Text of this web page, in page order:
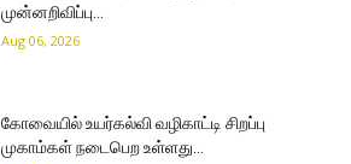
முன்னறிவிப்பு…
Aug 06, 2026
கோவையில் உயர்கல்வி வழிகாட்டி சிறப்பு
முகாம்கள் நடைபெற உள்ளது…